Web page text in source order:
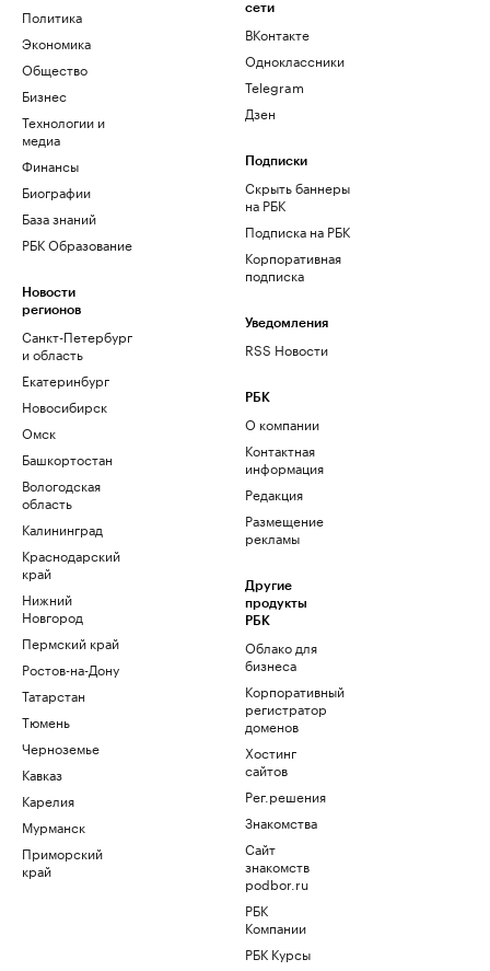
Политика
Экономика
Общество
Бизнес
Технологии и
медиа
Финансы
Биографии
База знаний
РБК Образование
Новости
регионов
Санкт-Петербург
и область
Екатеринбург
Новосибирск
Омск
Башкортостан
Вологодская
область
Калининград
Краснодарский
край
Нижний
Новгород
Пермский край
Ростов-на-Дону
Татарстан
Тюмень
Черноземье
Кавказ
Карелия
Мурманск
Приморский
край
сети
ВКонтакте
Одноклассники
Telegram
Дзен
Подписки
Скрыть баннеры
на РБК
Подписка на РБК
Корпоративная
подписка
Уведомления
RSS Новости
РБК
О компании
Контактная
информация
Редакция
Размещение
рекламы
Другие
продукты
РБК
Облако для
бизнеса
Корпоративный
регистратор
доменов
Хостинг
сайтов
Рег.решения
Знакомства
Сайт
знакомств
podbor.ru
РБК
Компании
РБК Курсы